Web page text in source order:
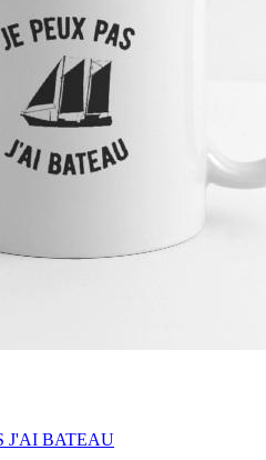
J'AI BATEAU